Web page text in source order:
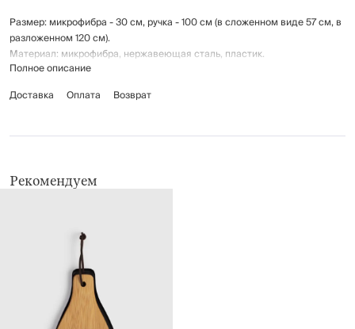
Размер: микрофибра - 30 см, ручка - 100 см (в сложенном виде 57 см, в
разложенном 120 см).
Материал: микрофибра, нержавеющая сталь, пластик.
места. Телескопическая ручка поможет выбрать оптимальную длину и
При загрязнении необходимо промыть теплой водой и просушить.
Полное описание
Доставка
Оплата Возврат
Рекомендуем